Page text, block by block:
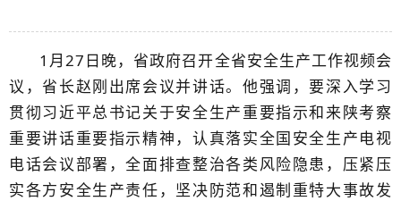
1月27日晚，省政府召开全省安全生产工作视频会
议，省长赵刚出席会议并讲话。他强调，要深入学习
贯彻习近平总书记关于安全生产重要指示和来陕考察
重要讲话重要指示精神，认真落实全国安全生产电视
电话会议部署，全面排查整治各类风险隐患，压紧压
实各方安全生产责任，坚决防范和遏制重特大事故发